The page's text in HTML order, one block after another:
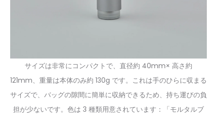
サイズは非常にコンパクトで、直径約 40mm× 高さ約
121mm、重量は本体のみ約 130g です。これは手のひらに収まる
サイズで、バッグの隙間に簡単に収納できるため、持ち運びの負
担が少ないです。色は 3 種類用意されています：「モルタルブ